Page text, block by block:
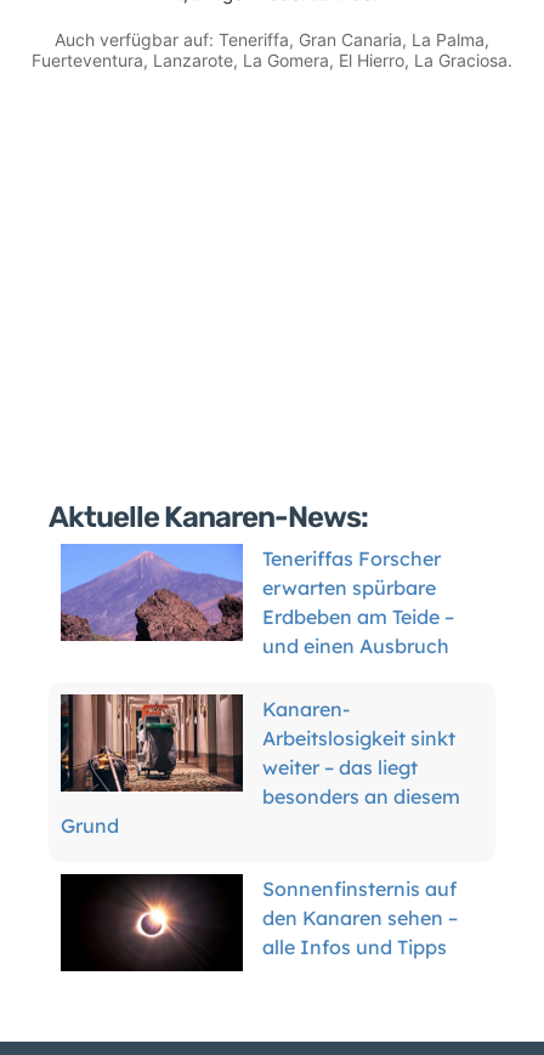
Auch verfügbar auf: Teneriffa, Gran Canaria, La Palma,
Fuerteventura, Lanzarote, La Gomera, El Hierro, La Graciosa.
Aktuelle Kanaren-News:
Teneriffas Forscher
erwarten spürbare
Erdbeben am Teide –
und einen Ausbruch
Kanaren-
Arbeitslosigkeit sinkt
weiter – das liegt
besonders an diesem
Grund
Sonnenfinsternis auf
den Kanaren sehen –
alle Infos und Tipps
gesichtet